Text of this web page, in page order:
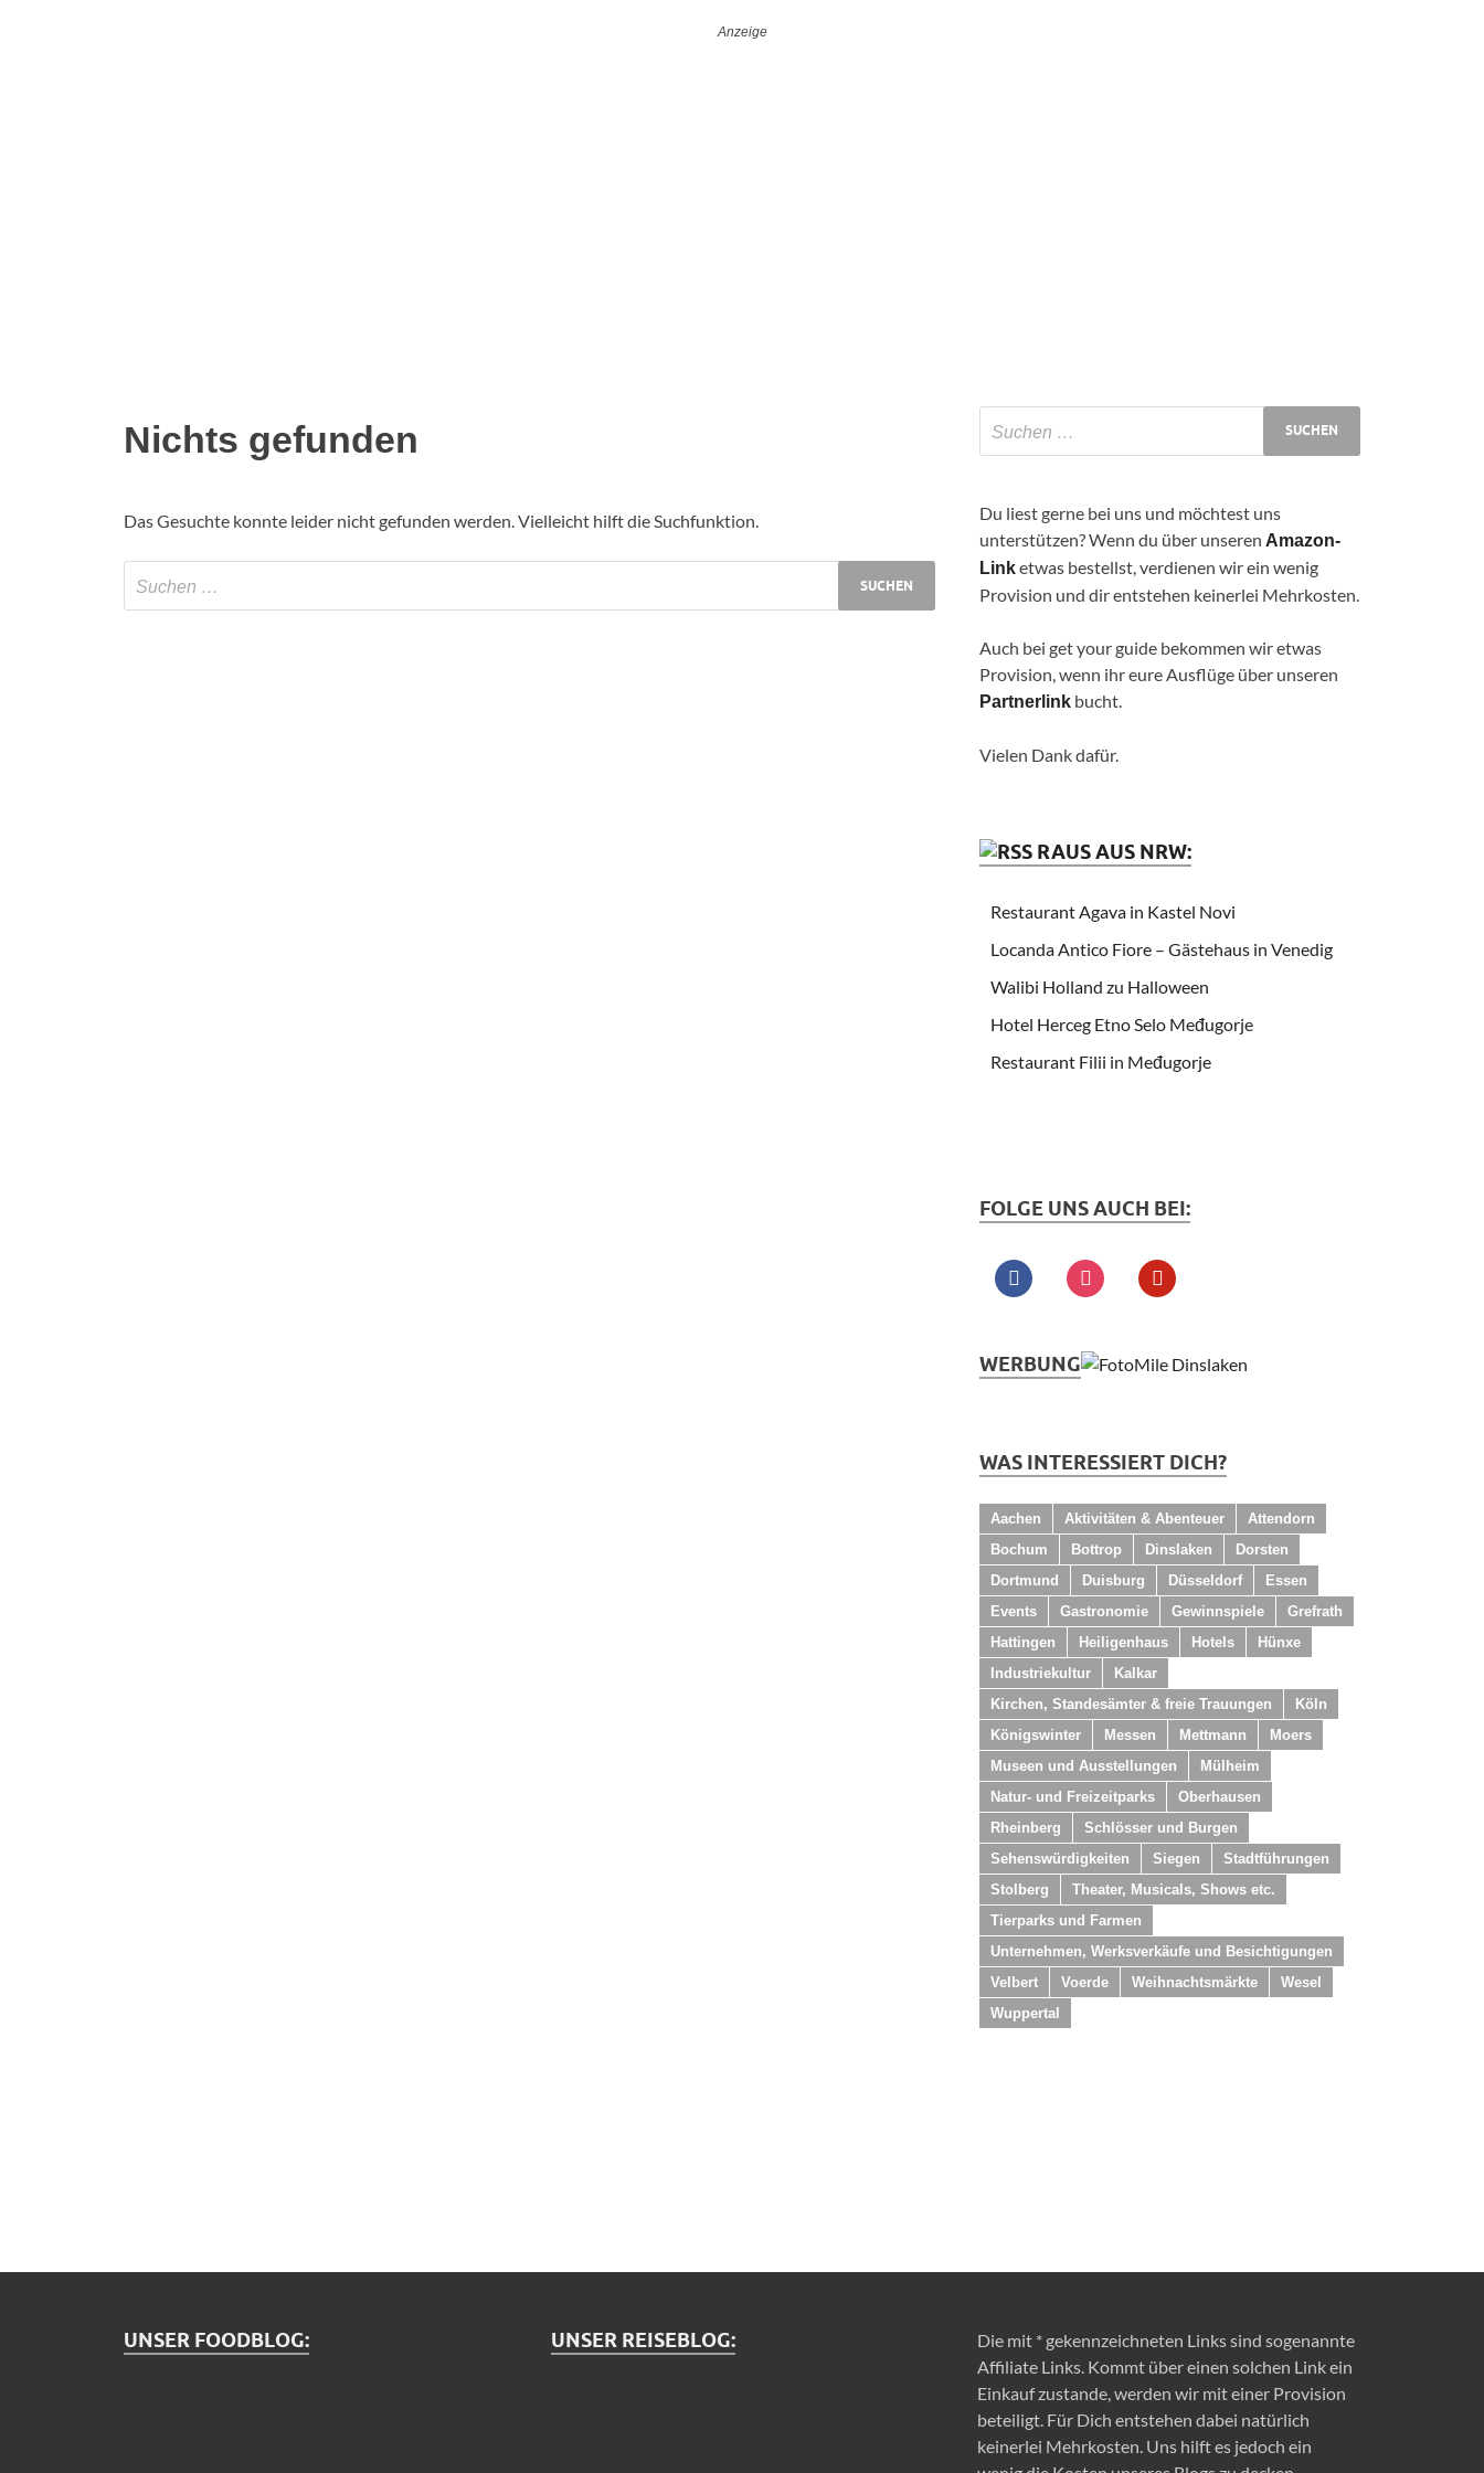
Nichts gefunden
Das Gesuchte konnte leider nicht gefunden werden. Vielleicht hilft die Suchfunktion.
Du liest gerne bei uns und möchtest uns
unterstützen? Wenn du über unseren Amazon-
Linketwas bestellst, verdienen wir ein wenig
Provision und dir entstehen keinerlei Mehrkosten.
Auch bei get your guide bekommen wir etwas
Provision, wenn ihr eure Ausflüge über unseren
Partnerlink bucht.
Vielen Dank dafür.
RAUS AUS NRW:
Restaurant Agava in Kastel Novi
Locanda Antico Fiore – Gästehaus in Venedig
Walibi Holland zu Halloween
Hotel Herceg Etno Selo Međugorje
Restaurant Filii in Međugorje
FOLGE UNS AUCH BEI:
WERBUNG
WAS INTERESSIERT DICH?
Aachen Aktivitäten & Abenteuer
Attendorn
Bochum
Bottrop Dinslaken
Dorsten
Dortmund
Duisburg Düsseldorf
Essen
Events
Gastronomie Gewinnspiele
Grefrath
Hattingen
Heiligenhaus Hotels
Hünxe
Industriekultur
Kalkar
Kirchen, Standesämter & freie Trauungen
Köln
Königswinter
Messen Mettmann
Moers
Museen und Ausstellungen
Mülheim
Natur- und Freizeitparks
Oberhausen
Rheinberg
Schlösser und Burgen
Sehenswürdigkeiten
Siegen
Stadtführungen
Stolberg
Theater, Musicals, Shows etc.
Tierparks und Farmen
Unternehmen, Werksverkäufe und Besichtigungen
Velbert
Voerde Weihnachtsmärkte
Wesel
Wuppertal
UNSER FOODBLOG: UNSER REISEBLOG:
Die mit * gekennzeichneten Links sind sogenannte
Affiliate Links. Kommt über einen solchen Link ein
Einkauf zustande, werden wir mit einer Provision
beteiligt. Für Dich entstehen dabei natürlich
keinerlei Mehrkosten. Uns hilft es jedoch ein